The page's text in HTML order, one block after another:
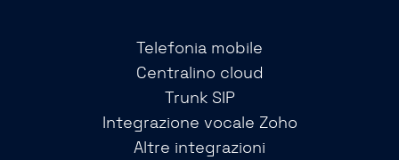
Telefonia mobile
Centralino cloud
Trunk SIP
Integrazione vocale Zoho
Altre integrazioni